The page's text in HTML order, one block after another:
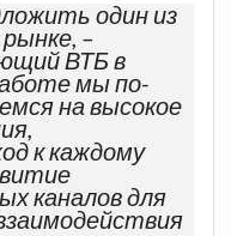
один из
–
ВТБ в
мы по-
на высокое
к каждому
каналов для